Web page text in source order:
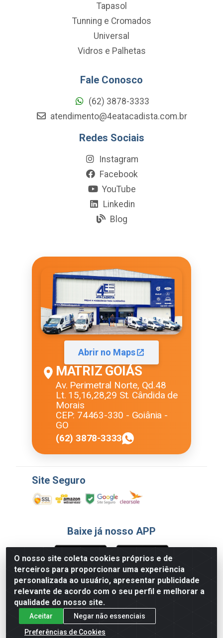
O nosso site coleta cookies próprios e de
terceiros para proporcionar uma experiência
personalizada ao usuário, apresentar publicidade
relevante de acordo com o seu perfil e melhorar a
qualidade do nosso site.
Aceitar
Negar não essenciais
Preferências de Cookies
Tapasol
Tunning e Cromados
Universal
Vidros e Palhetas
Fale Conosco
(62) 3878-3333
atendimento@4eatacadista.com.br
Redes Sociais
Instagram
Facebook
YouTube
Linkedin
Blog
Abrir no Maps
MATRIZ GOIÁS
Av. Perimetral Norte, Qd.48
Lt. 15,16,28,29 St. Cândida de
Morais
CEP: 74463-330 - Goiânia -
GO
(62) 3878-3333
Site Seguro
Baixe já nosso APP
Formas de Pagamento